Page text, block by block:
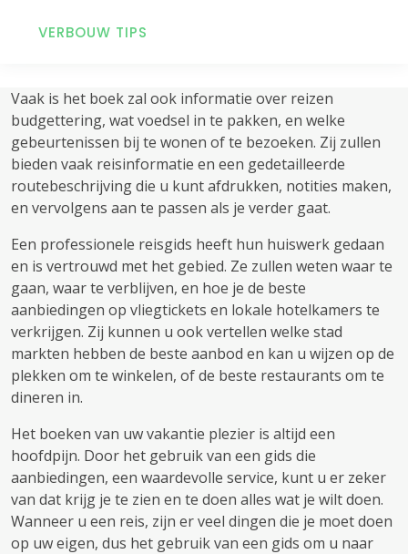
VERBOUW TIPS
Vaak is het boek zal ook informatie over reizen
budgettering, wat voedsel in te pakken, en welke
gebeurtenissen bij te wonen of te bezoeken. Zij zullen
bieden vaak reisinformatie en een gedetailleerde
routebeschrijving die u kunt afdrukken, notities maken,
en vervolgens aan te passen als je verder gaat.
Een professionele reisgids heeft hun huiswerk gedaan
en is vertrouwd met het gebied. Ze zullen weten waar te
gaan, waar te verblijven, en hoe je de beste
aanbiedingen op vliegtickets en lokale hotelkamers te
verkrijgen. Zij kunnen u ook vertellen welke stad
markten hebben de beste aanbod en kan u wijzen op de
plekken om te winkelen, of de beste restaurants om te
dineren in.
Het boeken van uw vakantie plezier is altijd een
hoofdpijn. Door het gebruik van een gids die
aanbiedingen, een waardevolle service, kunt u er zeker
van dat krijg je te zien en te doen alles wat je wilt doen.
Wanneer u een reis, zijn er veel dingen die je moet doen
op uw eigen, dus het gebruik van een gids om u naar